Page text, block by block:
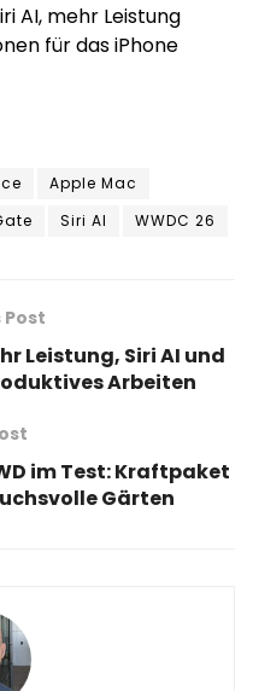
AI, mehr Leistung
für das iPhone
Apple Mac
Siri AI WWDC 26
Post
Leistung, Siri AI und
Arbeiten
im Test: Kraftpaket
Gärten